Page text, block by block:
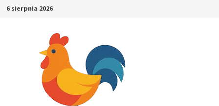
Skip6 sierpnia 2026